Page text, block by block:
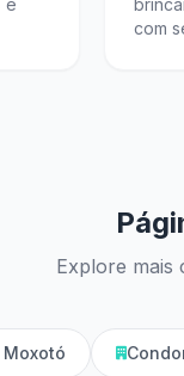
e
com
Explore mais